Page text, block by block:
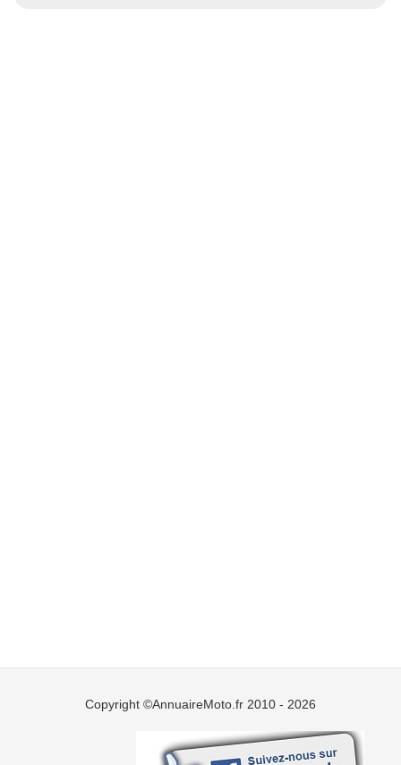
Copyright ©AnnuaireMoto.fr 2010 - 2026